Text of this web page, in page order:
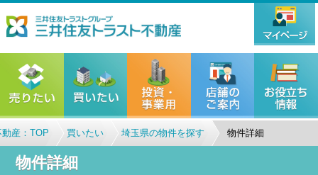
産：TOP 買いたい 埼玉県の物件を探す 物件詳細
物件詳細